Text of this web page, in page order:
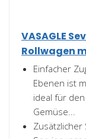
VASAGLE
Rollwagen
Einfacher
Ebenen ist
ideal für
Gemüse...
Zusätzlicher